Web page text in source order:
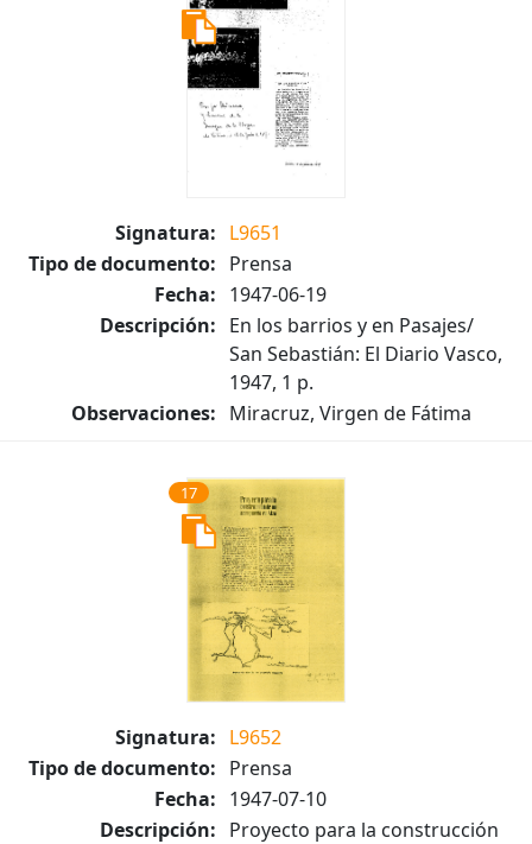
Signatura: L9651
Tipo de documento: Prensa
Fecha: 1947-06-19
Descripción: En los barrios y en Pasajes/
San Sebastián: El Diario Vasco,
1947, 1 p.
Observaciones: Miracruz, Virgen de Fátima
17
Signatura: L9652
Tipo de documento: Prensa
Fecha: 1947-07-10
Descripción: Proyecto para la construcción